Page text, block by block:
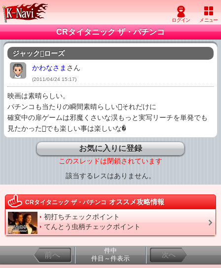
CRタイタニック ザ・パチンコ
ジャックローズ
かわなさま さん
(2011/04/24 15:17)
映画は素晴らしい。
パチンコも当たりの瞬間素晴らしいそれだけに
確変中の扉ゲームは邪魔くさいな淏もっと実写リーチを単発でも
見たかったでも楽しい事は楽しいな�
お気に入りに登録
このスレッドは閉鎖されています
該当するレスはありません。
CRタイタニック ザ・パチンコ オススメ攻略情報
初打ちチェックポイント
てんとう虫柄チェックポイント
前へ
件中
件目～件表示
次へ